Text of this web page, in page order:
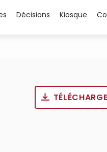
Décisions Kiosque